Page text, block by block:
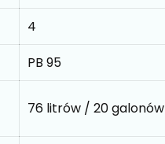
4
PB 95
76 litrów / 20 galonów